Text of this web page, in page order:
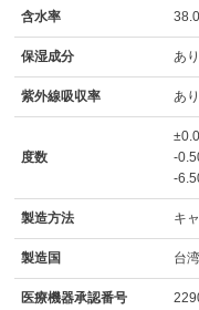
含水率
保湿成分 あ
紫外線吸収率 あ
度数
-
-
製造方法 キ
製造国 台湾
医療機器承認番号